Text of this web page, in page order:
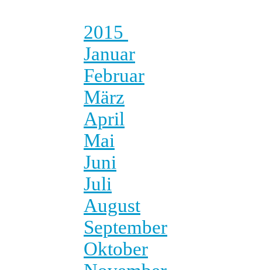
2015
Januar
Februar
März
April
Mai
Juni
Juli
August
September
Oktober